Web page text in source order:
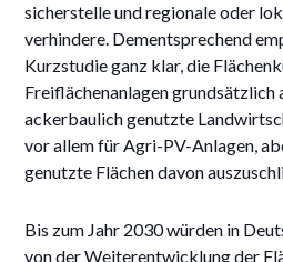
sicherstelle und regionale oder
verhindere. Dementsprechend
Kurzstudie ganz klar, die
Freiflächenanlagen grundsätzlich
ackerbaulich genutzte
vor allem für Agri-PV-Anlagen,
genutzte Flächen davon
Bis zum Jahr 2030 würden in
von der Weiterentwicklung der